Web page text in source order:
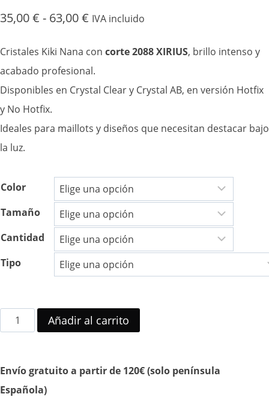
35,00€ - 63,00€ Rango
precios:
desde
hasta
IVA incluido
Cristales Kiki Nana con corte 2088 XIRIUS, brillo intenso y
acabado profesional.
Disponibles en Crystal Clear y Crystal AB, en versión Hotfix
y No Hotfix.
Ideales para maillots y diseños que necesitan destacar bajo
la luz.
Color
Tamaño
Cantidad
Tipo
Cristales
KIKI
cantidad
Añadir al carrito
Envío gratuito a partir de 120€ (solo península
Española)